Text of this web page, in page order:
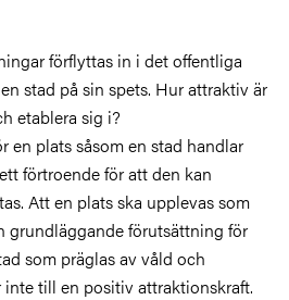
förflyttas in i det offentliga
stad på sin spets. Hur attraktiv är
etablera sig i?
en plats såsom en stad handlar
förtroende för att den kan
Att en plats ska upplevas som
grundläggande förutsättning för
som präglas av våld och
inte till en positiv attraktionskraft.